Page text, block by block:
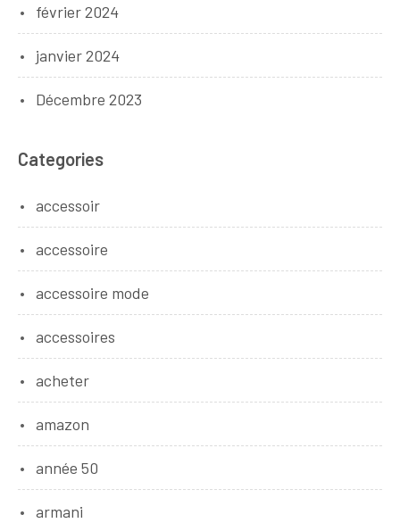
février 2024
janvier 2024
Décembre 2023
Categories
accessoir
accessoire
accessoire mode
accessoires
acheter
amazon
année 50
armani